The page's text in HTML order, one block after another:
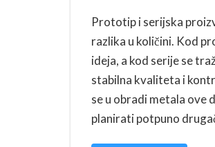
Prototip i serijska
razlika u količini. Kod
ideja, a kod serije se
stabilna kvaliteta i
se u obradi metala ove
planirati potpuno